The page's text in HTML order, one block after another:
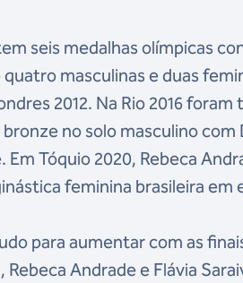
seis medalhas olímpicas
masculinas e duas
2012. Na Rio 2016
no solo masculino
Tóquio 2020, Rebeca
feminina brasileira em
para aumentar com as
Rebeca Andrade e Flávia